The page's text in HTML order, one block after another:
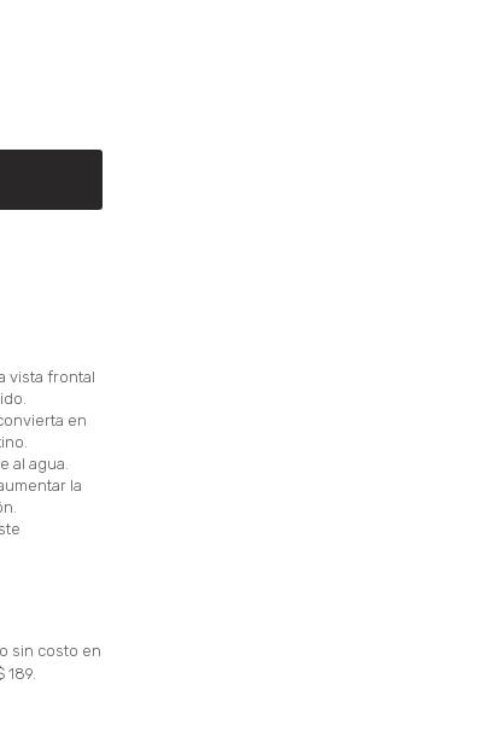
vista frontal
en
al agua.
la
sin costo en